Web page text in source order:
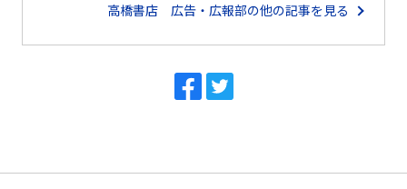
高橋書店 広告・広報部の他の記事を見る